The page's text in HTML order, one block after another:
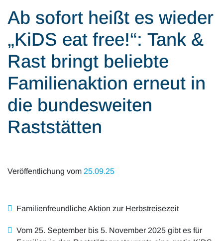
Alle Artikel
Mobilität & Verkehr
Innovation & Arbeit
Karriere
Ab sofort heißt es wieder
„KiDS eat free!“: Tank &
Rast bringt beliebte
Familienaktion erneut in
die bundesweiten
Raststätten
Veröffentlichung vom 25.09.25
Familienfreundliche Aktion zur Herbstreisezeit
Vom 25. September bis 5. November 2025 gibt es für